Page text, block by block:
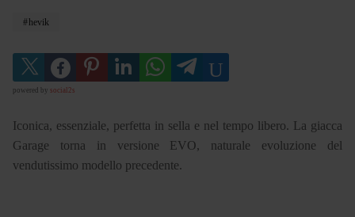
hevik
powered by social2s
Iconica, essenziale, perfetta in sella e nel tempo libero. La giacca
Garage torna in versione EVO, naturale evoluzione del
vendutissimo modello precedente.